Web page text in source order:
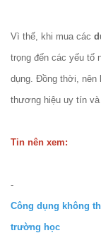
Vì thế, khi mua các
trọng đến các yếu tố
dụng. Đồng thời,
thương hiệu uy tín và
Tin nên xem:
-
Công dụng không
trường học